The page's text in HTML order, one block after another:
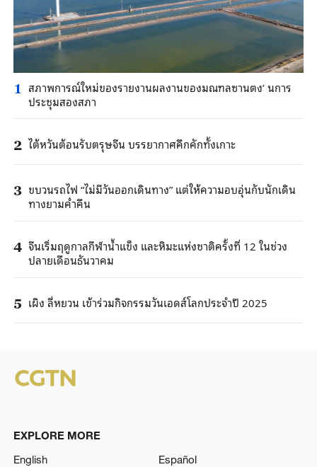
1 สภาพการณ์ใหม่ของรายงานผลงานของมณฑลซานตง’ นการ
ประชุมสองสภา
2 ไต้หวันต้อนรับตรุษจีน บรรยากาศคึกคักทั้งเกาะ
3 ขบวนรถไฟ “ไม่มีวันออกเดินทาง” แต่ให้ความอบอุ่นกับนักเดิน
ทางยามค่ำคืน
4 จีนเริ่มฤดูกาลกีฬาน้ำแข็ง และหิมะแห่งชาติครั้งที่ 12 ในช่วง
ปลายเดือนธันวาคม
5 เผิง ลี่หยวน เข้าร่วมกิจกรรมวันเอดส์โลกประจำปี 2025
EXPLORE MORE
English
Español